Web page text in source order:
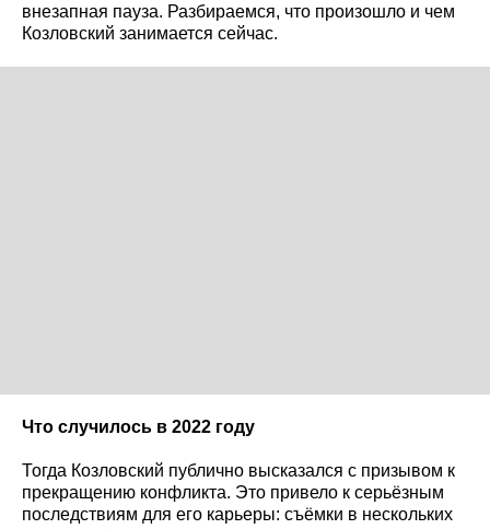
внезапная пауза. Разбираемся, что произошло и чем
Козловский занимается сейчас.
Что случилось в 2022 году
Тогда Козловский публично высказался с призывом к
прекращению конфликта. Это привело к серьёзным
последствиям для его карьеры: съёмки в нескольких